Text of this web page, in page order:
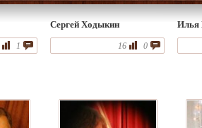
1
Сергей Ходыкин
0
16
Илья